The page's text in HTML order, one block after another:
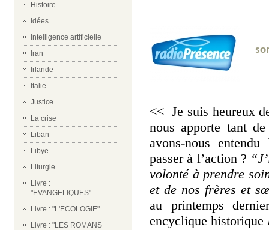
Histoire
Idées
Intelligence artificielle
Iran
Irlande
Italie
Justice
La crise
Liban
Libye
Liturgie
Livre :
"EVANGELIQUES"
Livre : "L'ECOLOGIE"
Livre : "LES ROMANS
<< Je suis heureux
nous apporte tant
avons-nous
passer à l’action ?
volonté à prendre
et de nos frères et
au printemps
encyclique historique